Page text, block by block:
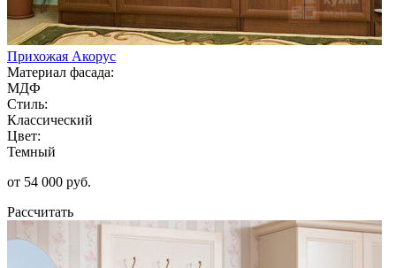
Прихожая Акорус
Материал фасада:
МДФ
Стиль:
Классический
Цвет:
Темный
от 54 000 руб.
Рассчитать